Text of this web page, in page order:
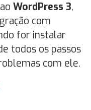
WordPress 3,
com
for instalar
todos os passos
com ele.